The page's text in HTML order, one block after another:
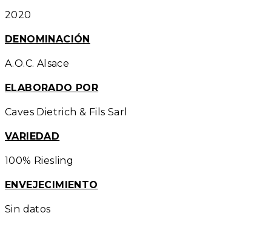
2020
DENOMINACIÓN
A.O.C. Alsace
ELABORADO POR
Caves Dietrich & Fils Sarl
VARIEDAD
100% Riesling
ENVEJECIMIENTO
Sin datos